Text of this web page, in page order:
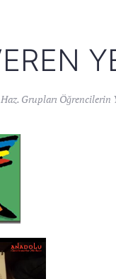
Grupları Öğrencilerin